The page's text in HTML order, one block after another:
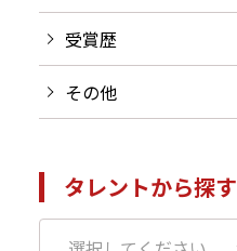
受賞歴
その他
タレントから探す